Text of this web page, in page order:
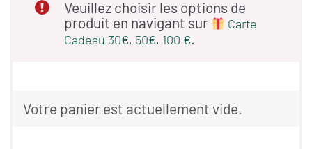
Veuillez choisir les options de
produit en navigant sur
Carte
Cadeau 30€, 50€, 100 €.
Votre panier est actuellement vide.